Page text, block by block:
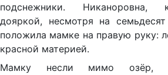
подснежники. Никаноровна,
дояркой, несмотря на
положила мамке на правую руку:
красной материей.
Мамку несли мимо озёр,